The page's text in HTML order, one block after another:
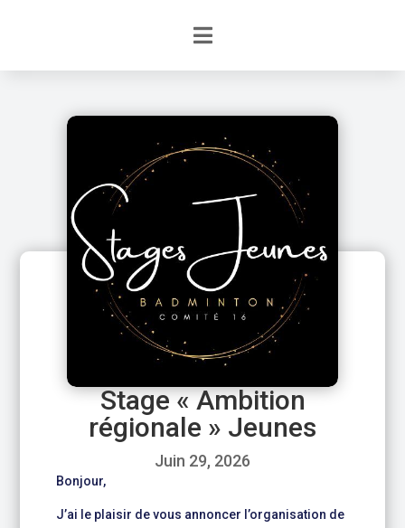
Stage « Ambition
régionale » Jeunes
Juin 29, 2026
Bonjour,
J’ai le plaisir de vous annoncer l’organisation de